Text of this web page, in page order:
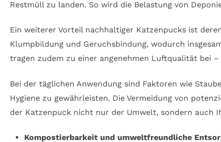
Restmüll zu landen. So wird die Belastung von
Ein weiterer Vorteil nachhaltiger Katzenpucks ist
Klumpbildung und Geruchsbindung, wodurch
tragen zudem zu einer angenehmen Luftqualität bei
Bei der täglichen Anwendung sind Faktoren wie
Hygiene zu gewährleisten. Die Vermeidung von
der Katzenpuck nicht nur der Umwelt, sondern auch
Kompostierbarkeit und umweltfreundliche